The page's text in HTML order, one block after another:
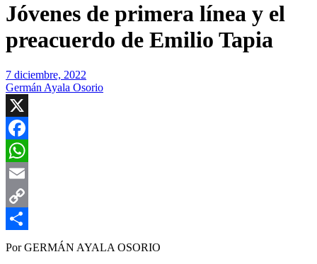
Jóvenes de primera línea y el
preacuerdo de Emilio Tapia
7 diciembre, 2022
Germán Ayala Osorio
X
Facebook
WhatsApp
Email
Copy
Link
Compartir
Por GERMÁN AYALA OSORIO